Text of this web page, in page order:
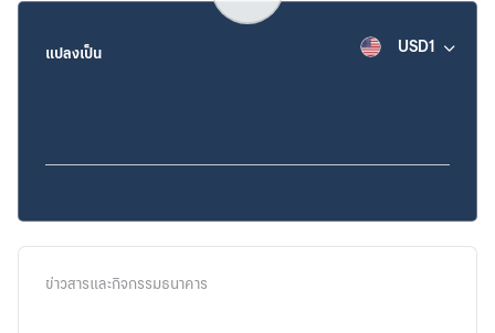
แปลงเป็น USD1
ข่าวสารและกิจกรรมธนาคาร